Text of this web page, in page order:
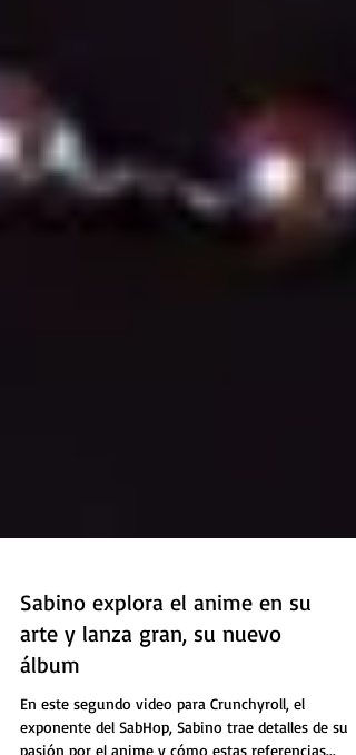
Sabino explora el anime en su
arte y lanza gran, su nuevo
álbum